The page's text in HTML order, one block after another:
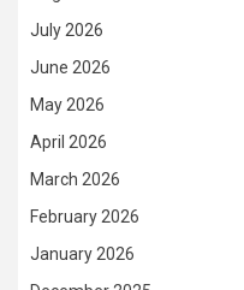
July 2026
June 2026
May 2026
April 2026
March 2026
February 2026
January 2026